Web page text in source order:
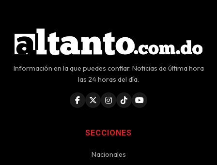
Información en la que puedes confiar. Noticias de última hora
las 24 horas del día.
SECCIONES
Nacionales